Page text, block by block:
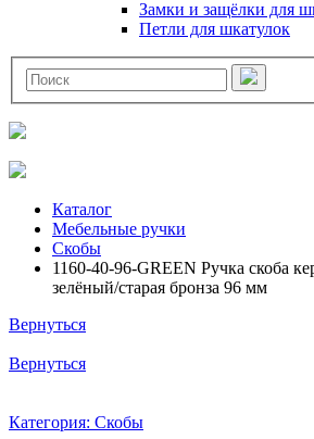
Замки и защёлки для
Петли для шкатулок
Каталог
Мебельные ручки
Скобы
1160-40-96-GREEN Ручка скоба
зелёный/старая бронза 96 мм
Вернуться
Вернуться
Категория: Скобы